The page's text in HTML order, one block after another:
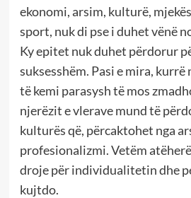
ekonomi, arsim, kulturë,
sport, nuk di pse i duhet vënë
Ky epitet nuk duhet përdorur
suksesshëm. Pasi e mira,
të kemi parasysh të mos
njerëzit e vlerave mund të
kulturës që, përcaktohet nga
profesionalizmi. Vetëm
droje për individualitetin dhe
kujtdo.